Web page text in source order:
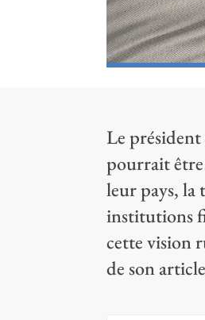
Le
pourrait être
leur pays, la
institutions
cette vision
de son